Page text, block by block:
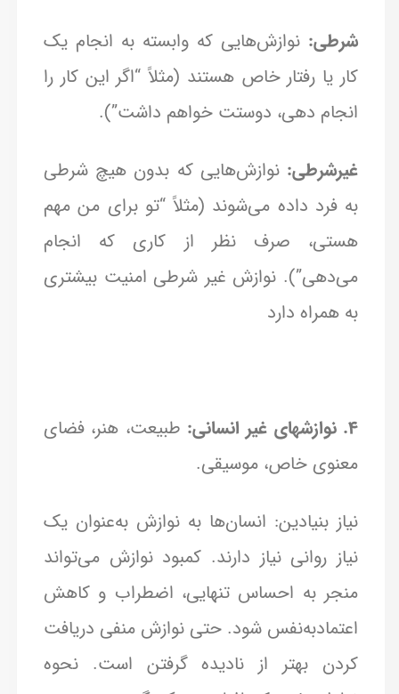
شرطی: نوازش‌هایی که وابسته به انجام یک
کار یا رفتار خاص هستند (مثلاً “اگر این کار را
انجام دهی، دوستت خواهم داشت”).
غیرشرطی: نوازش‌هایی که بدون هیچ شرطی
به فرد داده می‌شوند (مثلاً “تو برای من مهم
هستی، صرف نظر از کاری که انجام
می‌دهی”). نوازش غیر شرطی امنیت بیشتری
به همراه دارد
۴. نوازشهای غیر انسانی:
طبیعت، هنر، فضای
معنوی خاص، موسیقی.
نیاز بنیادین: انسان‌ها به نوازش به‌عنوان یک
نیاز روانی نیاز دارند. کمبود نوازش می‌تواند
منجر به احساس تنهایی، اضطراب و کاهش
اعتمادبه‌نفس شود. حتی نوازش منفی دریافت
کردن بهتر از نادیده گرفتن است. نحوه